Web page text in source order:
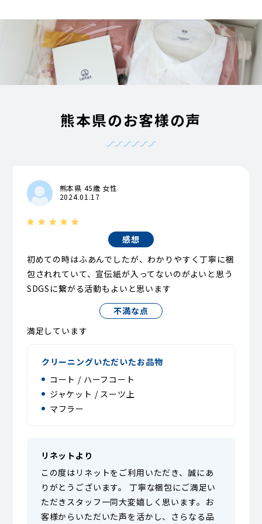
熊本県のお客様の声
熊本県 45歳 女性
2024.01.17
感想
初めての時はふあんでしたが、わかりやすく丁寧に梱
包されれていて、宣伝紙が入ってないのがよいと思う
SDGSに繋がる活動もよいと思います
不満な点
満足しています
クリーニングいただいたお品物
コート / ハーフコート
ジャケット / スーツ上
マフラー
リネットより
この度はリネットをご利用いただき、誠にあ
りがとうございます。 丁寧な梱包にご満足い
ただきスタッフ一同大変嬉しく思います。お
客様からいただいた声を活かし、さらなる品